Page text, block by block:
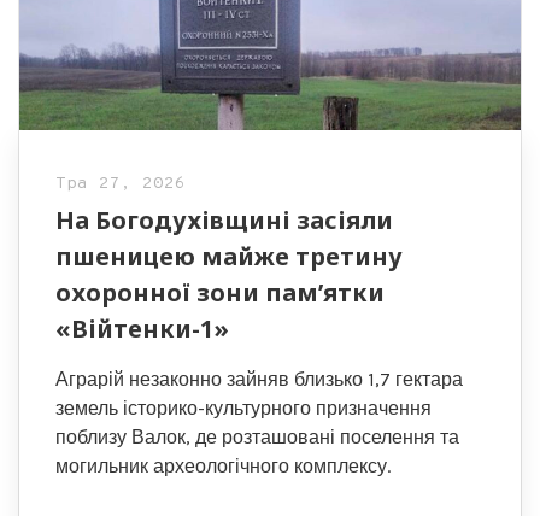
Тра 27, 2026
На Богодухівщині засіяли
пшеницею майже третину
охоронної зони пам’ятки
«Війтенки-1»
Аграрій незаконно зайняв близько 1,7 гектара
земель історико-культурного призначення
поблизу Валок, де розташовані поселення та
могильник археологічного комплексу.